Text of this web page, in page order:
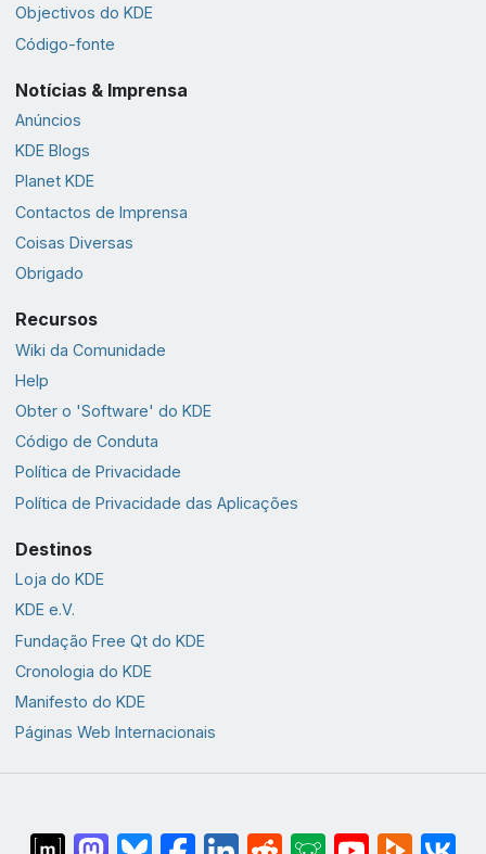
Objectivos do KDE
Código-fonte
Notícias & Imprensa
Anúncios
KDE Blogs
Planet KDE
Contactos de Imprensa
Coisas Diversas
Obrigado
Recursos
Wiki da Comunidade
Help
Obter o 'Software' do KDE
Código de Conduta
Política de Privacidade
Política de Privacidade das Aplicações
Destinos
Loja do KDE
KDE e.V.
Fundação Free Qt do KDE
Cronologia do KDE
Manifesto do KDE
Páginas Web Internacionais